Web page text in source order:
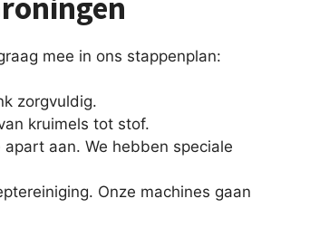
mee in ons stappenplan:
zorgvuldig.
kruimels tot stof.
aan. We hebben speciale
Onze machines gaan